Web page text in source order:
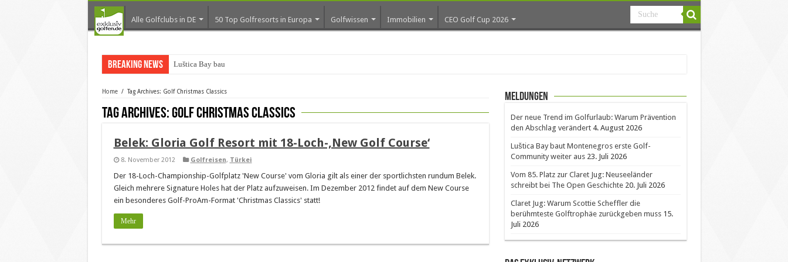
Alle Golfclubs in DE 50 Top Golfresorts in Europa Golfwissen Immobilien CEO Golf Cup 2026
Breaking News Luštica Bay baut Monten
Home / Tag Archives: Golf Christmas Classics
Tag Archives:Golf Christmas Classics
Belek: Gloria Golf Resort mit 18-Loch-‚New Golf Course‘
8. November 2012 Golfreisen, Türkei
Der 18-Loch-Championship-Golfplatz 'New Course' vom Gloria gilt als einer der sportlichsten rundum Belek.
Gleich mehrere Signature Holes hat der Platz aufzuweisen. Im Dezember 2012 findet auf dem New Course
ein besonderes Golf-ProAm-Format 'Christmas Classics' statt!
Mehr
Meldungen
Der neue Trend im Golfurlaub: Warum Prävention
den Abschlag verändert 4. August 2026
Luštica Bay baut Montenegros erste Golf-
Community weiter aus 23. Juli 2026
Vom 85. Platz zur Claret Jug: Neuseeländer
schreibt bei The Open Geschichte 20. Juli 2026
Claret Jug: Warum Scottie Scheffler die
berühmteste Golftrophäe zurückgeben muss 15.
Juli 2026